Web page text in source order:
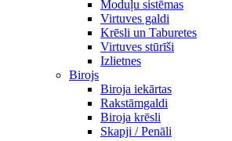
Moduļu sistēmas
Virtuves galdi
Krēsli un Taburetes
Virtuves stūrīši
Izlietnes
Birojs
Biroja iekārtas
Rakstāmgaldi
Biroja krēsli
Skapji / Penāli